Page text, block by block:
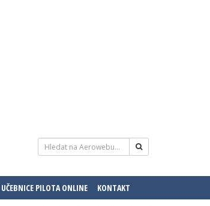
UČEBNICE PILOTA ONLINE KONTAKT